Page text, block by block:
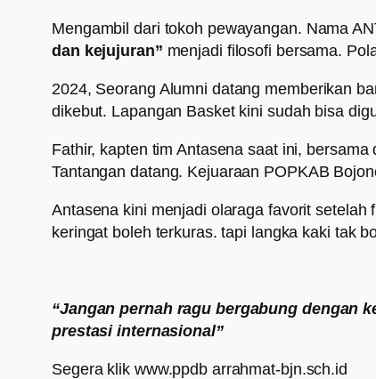
Mengambil dari tokoh pewayangan. Nama
dan kejujuran” menjadi filosofi bersama.
2024, Seorang Alumni datang memberikan
dikebut. Lapangan Basket kini sudah bisa
Fathir, kapten tim Antasena saat ini,
Tantangan datang. Kejuaraan POPKAB
Antasena kini menjadi olaraga favorit
keringat boleh terkuras. tapi langka kaki tak
“Jangan pernah ragu bergabung dengan
prestasi internasional”
Segera klik www.ppdb arrahmat-bjn.sch.id